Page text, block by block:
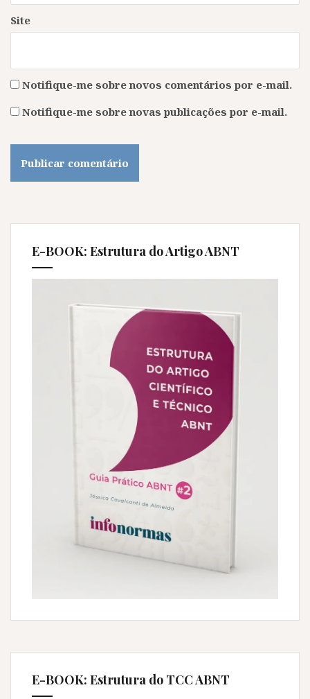
Site
Notifique-me sobre novos comentários por e-mail.
Notifique-me sobre novas publicações por e-mail.
E-BOOK: Estrutura do Artigo ABNT
E-BOOK: Estrutura do TCC ABNT